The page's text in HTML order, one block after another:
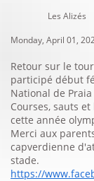
Les Alizés
Monday, April 01,
Retour sur le
participé début
National de Praia
Courses, sauts
cette année
Merci aux
capverdienne
stade.
https://